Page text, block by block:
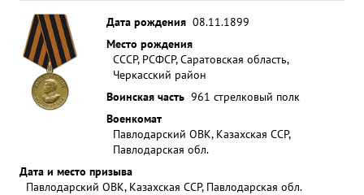
Дата рождения 08.11.1899
Место рождения
СССР, РСФСР, Саратовская область,
Черкасский район
Воинская часть 961 стрелковый полк
Военкомат
Павлодарский ОВК, Казахская ССР,
Павлодарская обл.
Дата и место призыва
Павлодарский ОВК, Казахская ССР, Павлодарская обл.